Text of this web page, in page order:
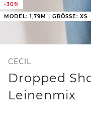
-30%
MODEL: 1,79M | GRÖSSE: XS
CECIL
Dropped
Leinenmix